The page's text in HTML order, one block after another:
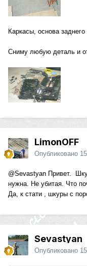
Каркасы, основа
Сниму любую деталь и
LimonOFF
Опубликовано
@Sevastyan Привет.
нужна. Не убитая. Что
Да, к стати , шкуры с
Sevastyan
Опубликовано